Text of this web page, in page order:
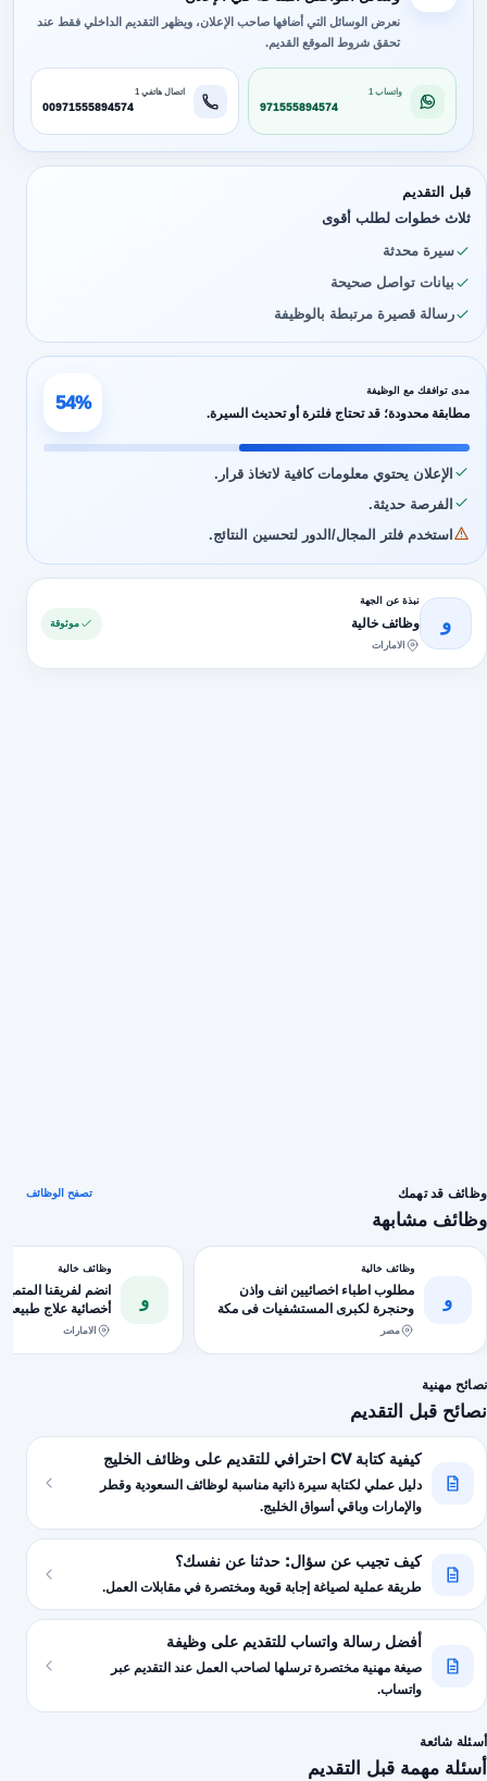
نعرض الوسائل التي أضافها صاحب الإعلان، ويظهر التقديم الداخلي فقط عند
تحقق شروط الموقع القديم.
واتساب 1
971555894574
اتصال هاتفي 1
00971555894574
قبل التقديم
ثلاث خطوات لطلب أقوى
سيرة محدثة
بيانات تواصل صحيحة
رسالة قصيرة مرتبطة بالوظيفة
مدى توافقك مع الوظيفة
مطابقة محدودة؛ قد تحتاج فلترة أو تحديث السيرة. 54%
الإعلان يحتوي معلومات كافية لاتخاذ قرار.
الفرصة حديثة.
استخدم فلتر المجال/الدور لتحسين النتائج.
و
نبذة عن الجهة
وظائف خالية
الامارات
موثوقة
وظائف قد تهمك
وظائف مشابهة
تصفح الوظائف
و
وظائف خالية
مطلوب اطباء اخصائيين انف واذن
وحنجرة لكبرى المستشفيات فى مكة
مصر
و
وظائف خالية
انضم لفريقنا
أخصائية علاج
القاهرة الجديدة
الامارات
نصائح مهنية
نصائح قبل التقديم
كيفية كتابة CV احترافي للتقديم على وظائف الخليج
دليل عملي لكتابة سيرة ذاتية مناسبة لوظائف السعودية وقطر
والإمارات وباقي أسواق الخليج.
كيف تجيب عن سؤال: حدثنا عن نفسك؟
طريقة عملية لصياغة إجابة قوية ومختصرة في مقابلات العمل.
أفضل رسالة واتساب للتقديم على وظيفة
صيغة مهنية مختصرة ترسلها لصاحب العمل عند التقديم عبر
واتساب.
أسئلة شائعة
أسئلة مهمة قبل التقديم